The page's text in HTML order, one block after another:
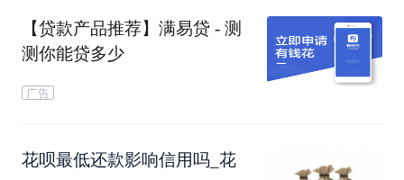
蚁借呗，一旦产生信用污点，以后将难以贷款。
4.影响网购
如果花呗逾期导致关闭的话，以后既不能使用蚂蚁
【贷款产品推荐】满易贷 - 测
测你能贷多少
广告
花呗最低还款影响信用吗_花